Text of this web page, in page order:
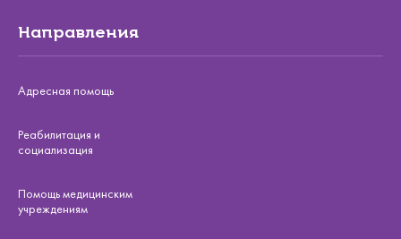
Направления
Адресная помощь
Реабилитация и
социализация
Помощь медицинским
учреждениям